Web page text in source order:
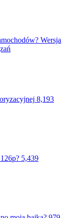
Wersja
8,193
5,439